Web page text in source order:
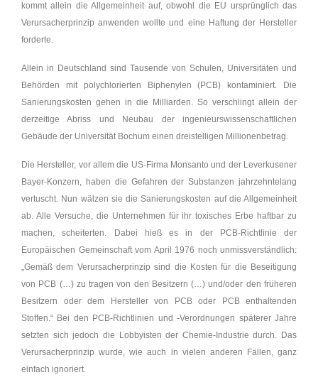
kommt allein die Allgemeinheit auf, obwohl die EU ursprünglich das
Verursacherprinzip anwenden wollte und eine Haftung der Hersteller
forderte.
Allein in Deutschland sind Tausende von Schulen, Universitäten und
Behörden mit polychlorierten Biphenylen (PCB) kontaminiert. Die
Sanierungskosten gehen in die Milliarden. So verschlingt allein der
derzeitige Abriss und Neubau der ingenieurswissenschaftlichen
Gebäude der Universität Bochum einen dreistelligen Millionenbetrag.
Die Hersteller, vor allem die US-Firma Monsanto und der Leverkusener
Bayer-Konzern, haben die Gefahren der Substanzen jahrzehntelang
vertuscht. Nun wälzen sie die Sanierungskosten auf die Allgemeinheit
ab. Alle Versuche, die Unternehmen für ihr toxisches Erbe haftbar zu
machen, scheiterten. Dabei hieß es in der PCB-Richtlinie der
Europäischen Gemeinschaft vom April 1976 noch unmissverständlich:
„Gemäß dem Verursacherprinzip sind die Kosten für die Beseitigung
von PCB (…) zu tragen von den Besitzern (…) und/oder den früheren
Besitzern oder dem Hersteller von PCB oder PCB enthaltenden
Stoffen.“ Bei den PCB-Richtlinien und -Verordnungen späterer Jahre
setzten sich jedoch die Lobbyisten der Chemie-Industrie durch. Das
Verursacherprinzip wurde, wie auch in vielen anderen Fällen, ganz
einfach ignoriert.